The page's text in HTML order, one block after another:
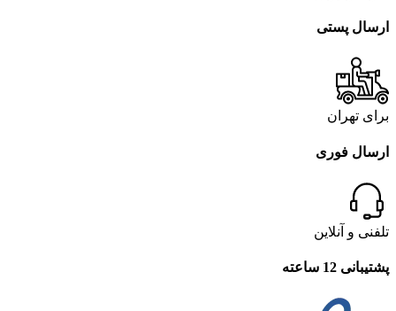
ارسال پستی
برای تهران
ارسال فوری
تلفنی و آنلاین
پشتیبانی 12 ساعته